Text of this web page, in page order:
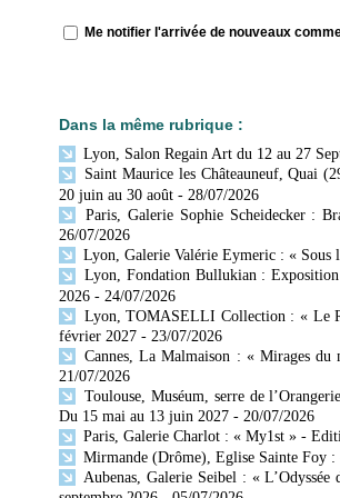
Me notifier l'arrivée de nouveaux
Dans la même rubrique :
Lyon, Salon Regain Art du 12 au 27
Saint Maurice les Châteauneuf, Quai
20 juin au 30 août - 28/07/2026
Paris, Galerie Sophie Scheidecker :
26/07/2026
Lyon, Galerie Valérie Eymeric : « Sous
Lyon, Fondation Bullukian :
2026 - 24/07/2026
Lyon, TOMASELLI Collection : « Le
février 2027 - 23/07/2026
Cannes, La Malmaison : « Mirages
21/07/2026
Toulouse, Muséum, serre de
Du 15 mai au 13 juin 2027 - 20/07/2026
Paris, Galerie Charlot : « My1st » -
Mirmande (Drôme), Eglise Sainte Foy :
Aubenas, Galerie Seibel : «